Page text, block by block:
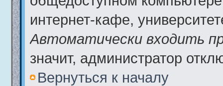
интернет-кафе,
Автоматически входить
значит, администратор
Вернуться к началу